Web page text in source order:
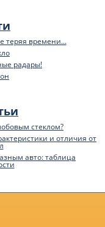
теряя времени...
радары!
стеклом?
и отличия от
авто: таблица